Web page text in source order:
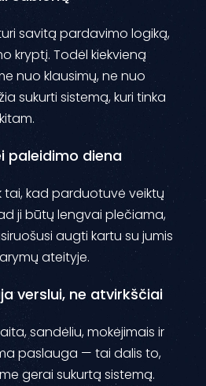
savitą pardavimo logiką,
kryptį. Todėl kiekvieną
nuo klausimų, ne nuo
sukurti sistemą, kuri tinka
paleidimo diena
tai, kad parduotuvė veiktų
ji būtų lengvai plečiama,
augti kartu su jumis
ateityje.
verslui, ne atvirkščiai
sandėliu, mokėjimais ir
paslauga — tai dalis to,
gerai sukurtą sistemą.